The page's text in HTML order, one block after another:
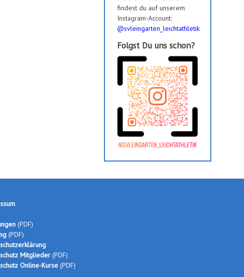
findest du auf unserem
Instagram-Account:
@svleingarten_leichtathletik
Folgst Du uns schon?
(PDF)
(PDF)
Mitglieder (PDF)
Online-Kurse (PDF)